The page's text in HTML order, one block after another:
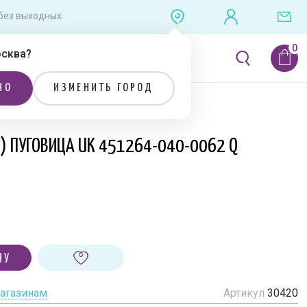
выходных
?
ИЗМЕНИТЬ ГОРОД
ЛИТЕРАТУРА
ПУГОВИЦА UK 451264-040-0062 Q
Артикул 30420